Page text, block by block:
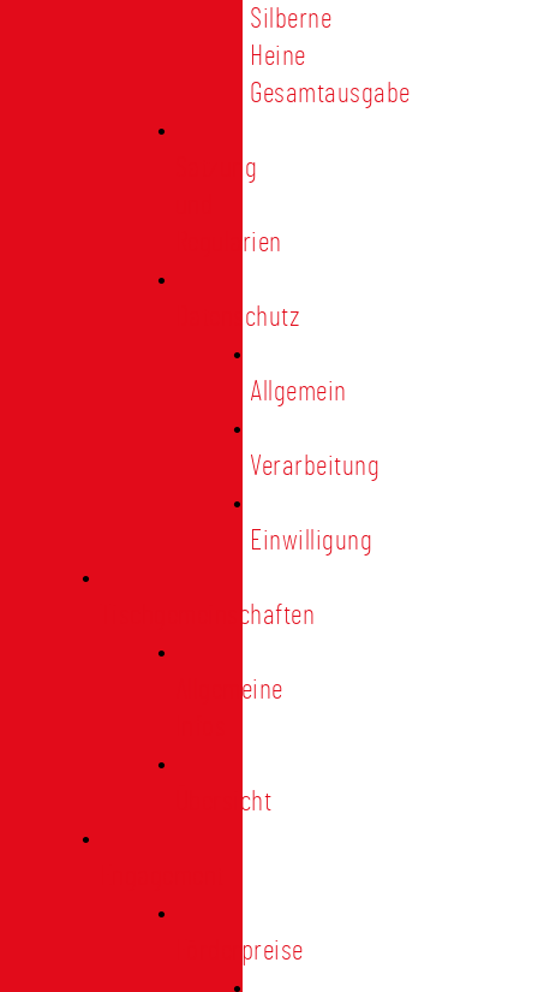
Silberne
Heine
Gesamtausgabe
Satzung
Regularien
Datenschutz
Allgemein
Verarbeitung
Einwilligung
Tischgemeinschaften
Allgemeine
Übersicht
Förderpreise